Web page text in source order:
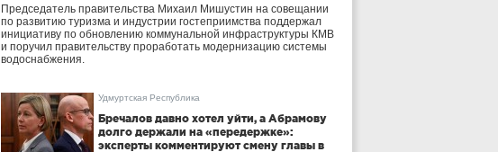
Председатель правительства Михаил Мишустин на совещании
по развитию туризма и индустрии гостеприимства поддержал
инициативу по обновлению коммунальной инфраструктуры КМВ
и поручил правительству проработать модернизацию системы
водоснабжения.
Удмуртская Республика
Бречалов давно хотел уйти, а Абрамову
долго держали на «передержке»:
эксперты комментируют смену главы в